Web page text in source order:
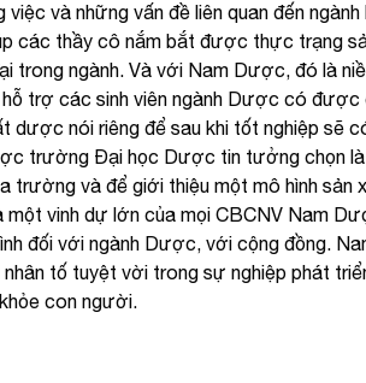
và những vấn đề liên quan đến ngành
các thầy cô nắm bắt được thực trạng
trong ngành. Và với Nam Dược, đó là
trợ các sinh viên ngành Dược có được
dược nói riêng để sau khi tốt nghiệp sẽ
trường Đại học Dược tin tưởng chọn
trường và để giới thiệu một mô hình sản
một vinh dự lớn của mọi CBCNV Nam
đối với ngành Dược, với cộng đồng.
tố tuyệt vời trong sự nghiệp phát
con người.